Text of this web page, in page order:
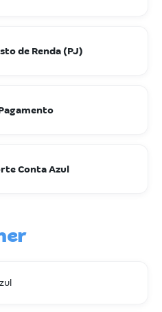
de Renda (PJ)
Conta Azul